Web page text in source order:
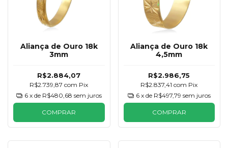
Aliança de Ouro 18k
3mm
R$2.884,07
R$2.739,87com Pix
6 x de R$480,68 sem juros
COMPRAR
Aliança de Ouro 18k
4,5mm
R$2.986,75
R$2.837,41com Pix
6 x de R$497,79 sem juros
COMPRAR